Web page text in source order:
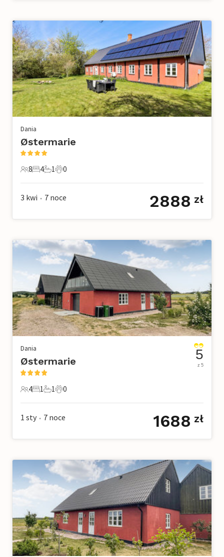
Dania
Østermarie
8 Goście
8
4 Sypialnie
4
1 Łazienka
1
0 Zwierzęta domowe
0
3 kwi • 7 noce 2888 zł
Dania
Østermarie
4 Goście
4
1 Sypialnia
1
1 Łazienka
1
0 Zwierzęta domowe
0
5
z 5
1 sty • 7 noce 1688 zł